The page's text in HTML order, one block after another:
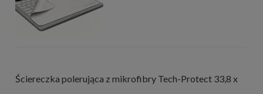
Ściereczka polerująca z mikrofibry Tech-Protect 33,8 x